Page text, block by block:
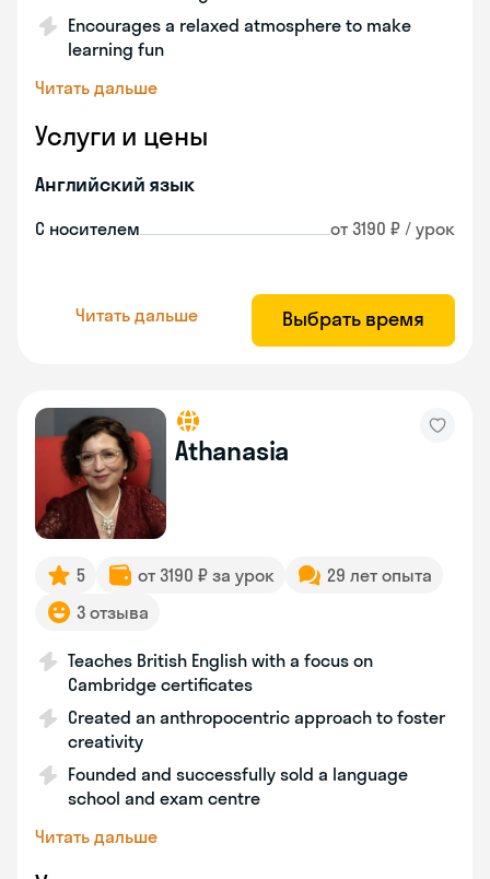
Encourages a relaxed atmosphere to make
learning fun
Читать дальше
Услуги и цены
Английский язык
С носителем от 3190 ₽ / урок
Читать дальше Выбрать время
Athanasia
5 от 3190 ₽ за урок
29 лет опыта
3 отзыва
Teaches British English with a focus on
Cambridge certificates
Created an anthropocentric approach to foster
creativity
Founded and successfully sold a language
school and exam centre
Читать дальше